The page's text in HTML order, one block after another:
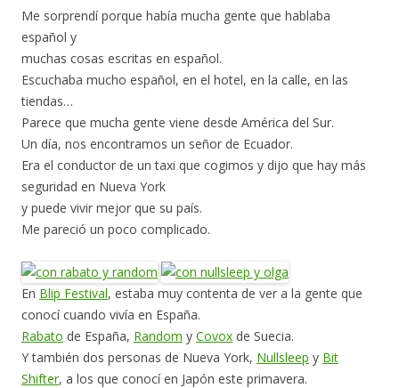
Me sorprendí porque había mucha gente que hablaba
español y
muchas cosas escritas en español.
Escuchaba mucho español, en el hotel, en la calle, en las
tiendas…
Parece que mucha gente viene desde América del Sur.
Un día, nos encontramos un señor de Ecuador.
Era el conductor de un taxi que cogimos y dijo que hay más
seguridad en Nueva York
y puede vivir mejor que su país.
Me pareció un poco complicado.
En Blip Festival, estaba muy contenta de ver a la gente que
conocí cuando vivía en España.
Rabato de España, Random y Covox de Suecia.
Y también dos personas de Nueva York, Nullsleep y Bit
Shifter, a los que conocí en Japón este primavera.